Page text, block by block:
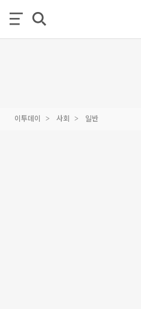
이투데이 사회 일반